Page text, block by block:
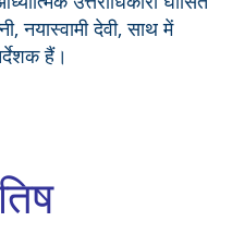
नयास्वामी देवी, साथ में
हैं।